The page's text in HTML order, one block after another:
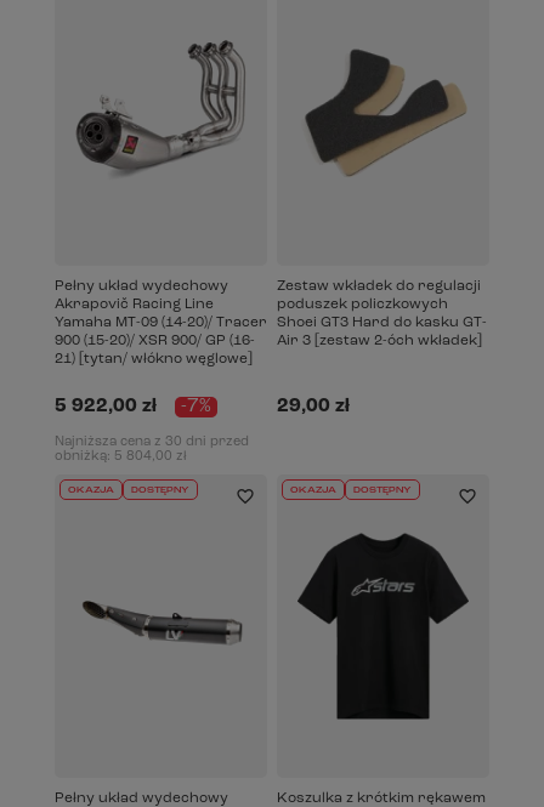
Pełny układ wydechowy
Akrapovič Racing Line
Yamaha MT-09 (14-20)/ Tracer
900 (15-20)/ XSR 900/ GP (16-
21) [tytan/ włókno węglowe]
5 922,00 zł -7%
Najniższa cena z 30 dni przed
obniżką: 5 804,00 zł
Zestaw wkładek do regulacji
poduszek policzkowych
Shoei GT3 Hard do kasku GT-
Air 3 [zestaw 2-óch wkładek]
29,00 zł
OKAZJA DOSTĘPNY
Pełny układ wydechowy
OKAZJA DOSTĘPNY
Koszulka z krótkim rękawem